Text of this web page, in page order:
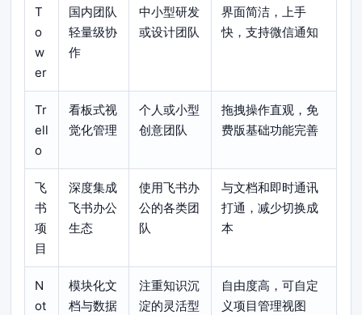
T
o
w
er
国内团队
轻量级协
作
中小型研发
或设计团队
界面简洁，上手
快，支持微信通知
Tr
ell
o
看板式视
觉化管理
个人或小型
创意团队
拖拽操作直观，免
费版基础功能完善
飞
书
项
目
深度集成
飞书办公
生态
使用飞书办
公的各类团
队
与文档和即时通讯
打通，减少切换成
本
N
ot
模块化文
档与数据
注重知识沉
淀的灵活型
自由度高，可自定
义项目管理视图